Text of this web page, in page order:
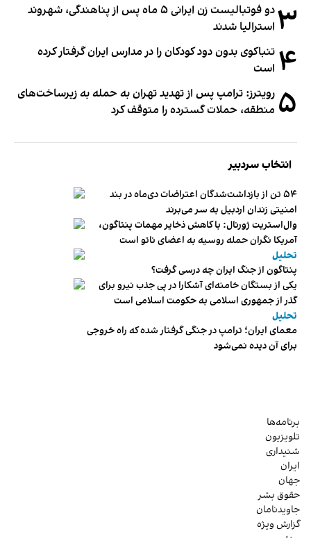
۳
دو فوتبالیست زن ایرانی ۵ ماه پس از پناهندگی، شهروند
استرالیا شدند
۴ تنباکوی بدون دود کودکان را در مدارس ایران گرفتار کرده
است
۵ رویترز: ترامپ پس از تهدید تهران به حمله به زیرساخت‌های
منطقه، حملات گسترده را متوقف کرد
انتخاب سردبیر
۵۴ تن از بازداشت‌شدگان اعتراضات دی‌ماه در بند
امنیتی زندان اردبیل به سر می‌برند
وال‌استریت ژورنال: با کاهش ذخایر مهمات پنتاگون،
آمریکا نگران حمله روسیه به اعضای ناتو‌ است
تحلیل
پنتاگون از جنگ ایران چه درسی گرفت؟
یکی از بستگان خامنه‌ای آشکارا در پی جذب نیرو برای
گذر از جمهوری اسلامی به حکومت اسلامی است
تحلیل
معمای ایران؛ ترامپ در جنگی گرفتار شده که راه خروجی
برای آن دیده نمی‌شود
برنامه‌ها
تلویزیون
شنیداری
ایران
جهان
حقوق بشر
جاویدنامان
گزارش ویژه